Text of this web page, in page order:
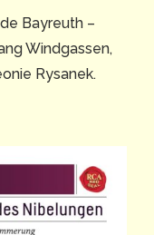
Bayreuth –
Windgassen,
Rysanek.